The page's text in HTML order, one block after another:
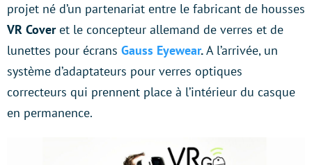
projet né d’un partenariat entre le fabricant de housses
VR Coveret le concepteur allemand de verres et de
lunettes pour écrans Gauss Eyewear.A l’arrivée, un
système d’adaptateurs pour verres optiques
correcteurs qui prennent place à l’intérieur du casque
en permanence.